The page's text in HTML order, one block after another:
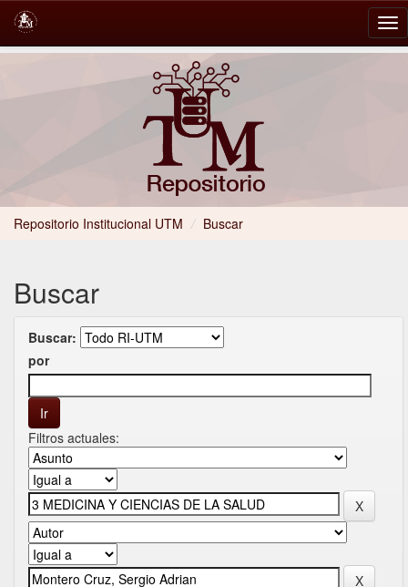
Repositorio Institucional UTM / Buscar
Buscar
Buscar:
por
Filtros actuales: